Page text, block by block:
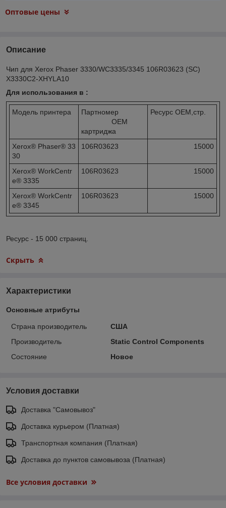
Оптовые цены
Описание
Чип для Xerox Phaser 3330/WC3335/3345 106R03623 (SC)
X3330C2-XHYLA10
Для использования в :
Модель принтера
Партномер
OEM
картриджа
Ресурс OEM,стр.
Xerox® Phaser® 33
30
106R03623 15000
Xerox® WorkCentr
e® 3335
106R03623 15000
Xerox® WorkCentr
e® 3345
106R03623 15000
Ресурс - 15 000 страниц.
Скрыть
Характеристики
Основные атрибуты
Страна производитель
США
Производитель
Static Control Components
Состояние
Новое
Условия доставки
Доставка "Самовывоз"
Доставка курьером (Платная)
Транспортная компания (Платная)
Доставка до пунктов самовывоза (Платная)
Все условия доставки